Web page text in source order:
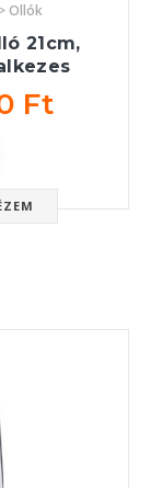
Ollók
21cm,
Ft